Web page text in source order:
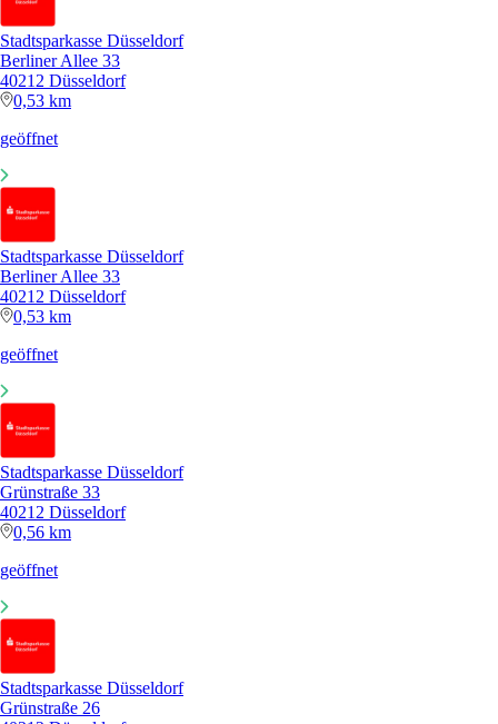
Stadtsparkasse Düsseldorf
Berliner Allee 33
40212 Düsseldorf
0,53 km
geöffnet
Stadtsparkasse Düsseldorf
Berliner Allee 33
40212 Düsseldorf
0,53 km
geöffnet
Stadtsparkasse Düsseldorf
Grünstraße 33
40212 Düsseldorf
0,56 km
geöffnet
Stadtsparkasse Düsseldorf
Grünstraße 26